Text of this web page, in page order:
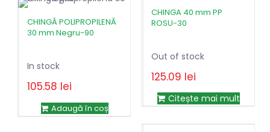
118.01lei.
CHINGĂ POLIPROPILENĂ
30 mm Negru-90
In stock
inițial
a
105.58 lei
curent
este:
Adaugă în coș
CHINGA 40 mm PP
ROSU-30
Out of stock
125.09 lei
Citește mai mult